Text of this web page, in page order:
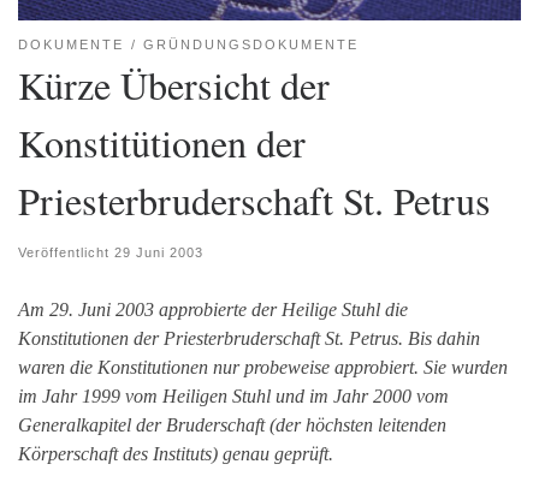
DOKUMENTE GRÜNDUNGSDOKUMENTE
Kürze Übersicht der
Konstitütionen der
Priesterbruderschaft St. Petrus
Veröffentlicht 29 Juni 2003
Am 29. Juni 2003 approbierte der Heilige Stuhl die
Konstitutionen der Priesterbruderschaft St. Petrus. Bis dahin
waren die Konstitutionen nur probeweise approbiert. Sie wurden
im Jahr 1999 vom Heiligen Stuhl und im Jahr 2000 vom
Generalkapitel der Bruderschaft (der höchsten leitenden
Körperschaft des Instituts) genau geprüft.